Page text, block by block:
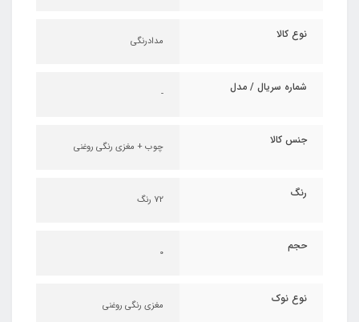
نوع کالا مدادرنگی
شماره سریال / مدل -
جنس کالا چوب + مغزی رنگی روغنی
رنگ 72 رنگ
حجم 0
نوع نوک مغزی رنگی روغنی